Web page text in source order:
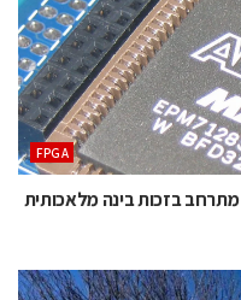
‫‪FPGA‬‬
אלטרה חוזרת לצמוח: הביקוש ל־FPGA מתרחב בזכות בינה מלאכותית